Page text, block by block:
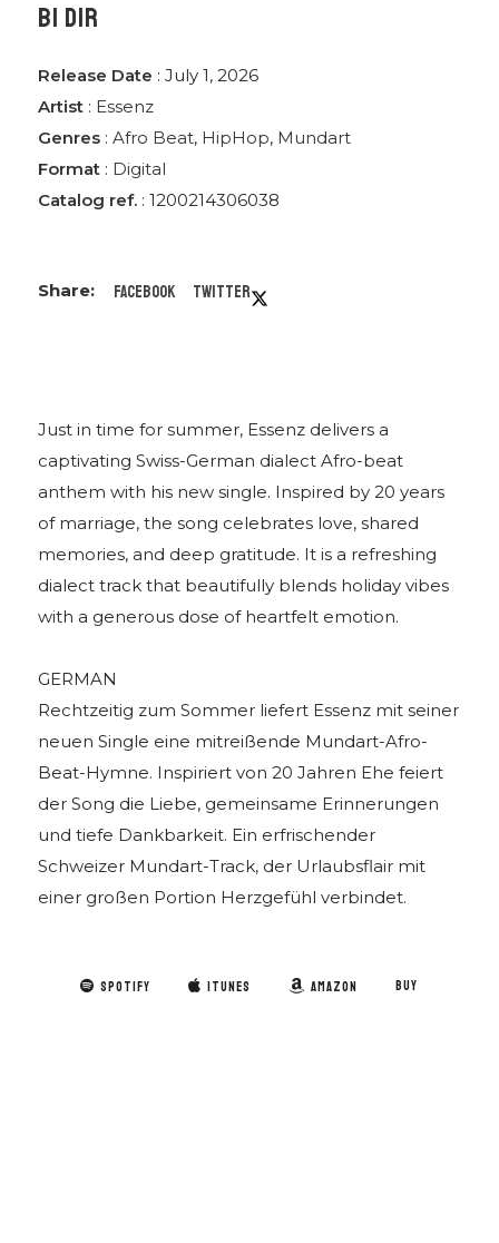
Just in time for summer, Essenz delivers a
captivating Swiss-German dialect Afro-beat
anthem with his new single. Inspired by 20 years
of marriage, the song celebrates love, shared
memories, and deep gratitude. It is a refreshing
dialect track that beautifully blends holiday vibes
with a generous dose of heartfelt emotion.
GERMAN
Rechtzeitig zum Sommer liefert Essenz mit seiner
neuen Single eine mitreißende Mundart-Afro-
Beat-Hymne. Inspiriert von 20 Jahren Ehe feiert
der Song die Liebe, gemeinsame Erinnerungen
und tiefe Dankbarkeit. Ein erfrischender
Schweizer Mundart-Track, der Urlaubsflair mit
einer großen Portion Herzgefühl verbindet.
SPOTIFY ITUNES AMAZON BUY
BI DIR
Release Date : July 1, 2026
Artist : Essenz
Genres :Afro Beat, HipHop, Mundart
Format : Digital
Catalog ref. : 1200214306038
Facebook Twitter